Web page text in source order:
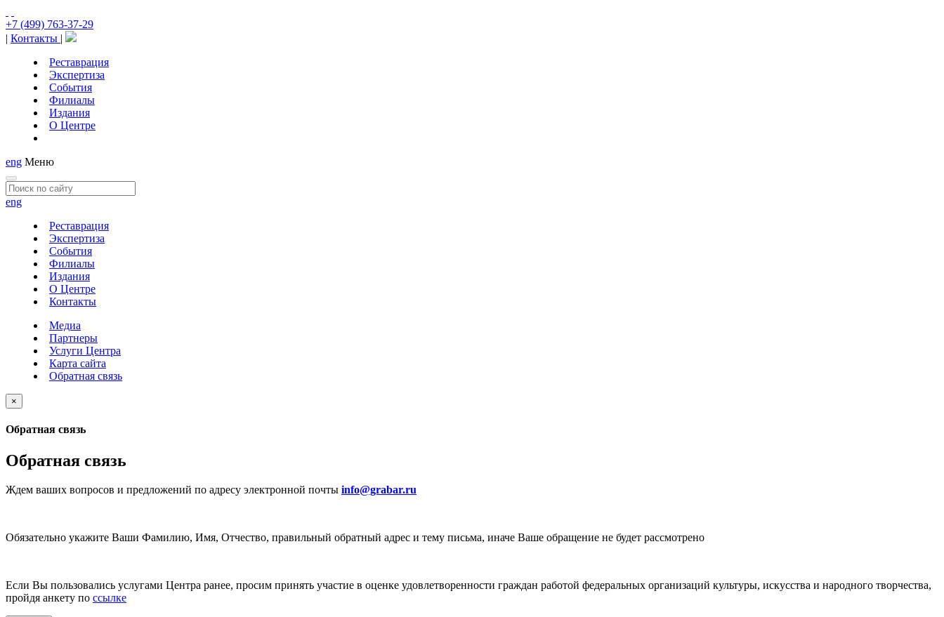
+7 (499) 763-37-29
| Контакты |
Реставрация
Экспертиза
События
Филиалы
Издания
О Центре
eng Меню
eng
Реставрация
Экспертиза
События
Филиалы
Издания
О Центре
Контакты
Медиа
Партнеры
Услуги Центра
Карта сайта
Обратная связь
×
Обратная связь
Обратная связь
Ждем ваших вопросов и предложений по адресу электронной почты info@grabar.ru
Обязательно укажите Ваши Фамилию, Имя, Отчество, правильный обратный адрес и тему письма, иначе Ваше обращение не будет рассмотрено
Если Вы пользовались услугами Центра ранее, просим принять участие в оценке удовлетворенности граждан работой федеральных организаций культуры, искусства и народного творчества,
пройдя анкету по ссылке